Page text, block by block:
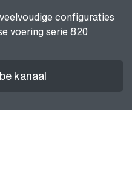
configuraties
voering serie 820
kanaal